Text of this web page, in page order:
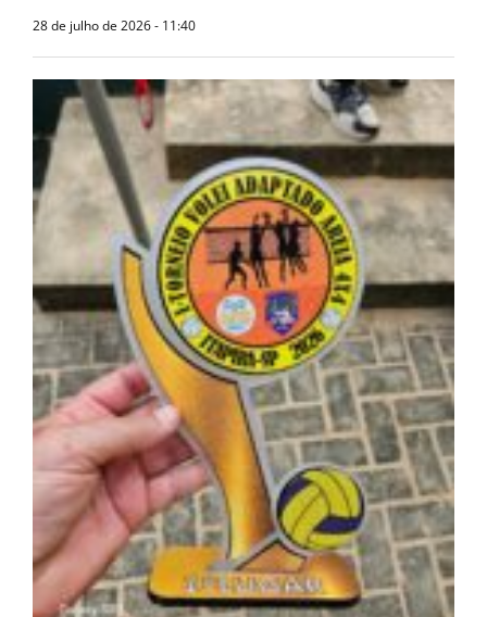
28 de julho de 2026 - 11:40